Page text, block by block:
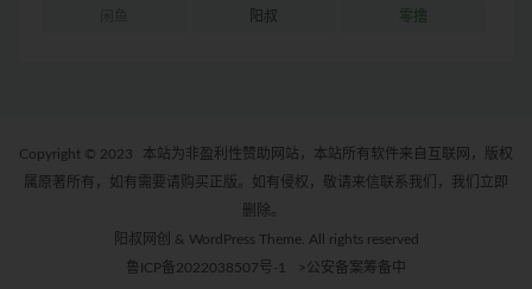
阳叔 零撸
Copyright © 2023
本站为非盈利性赞助网站，本站所有软件来自互联网，版权
属原著所有，如有需要请购买正版。如有侵权，敬请来信联系我们，我们立即
删除。
阳叔网创 & WordPress Theme. All rights reserved
鲁ICP备2022038507号-1
>公安备案筹备中